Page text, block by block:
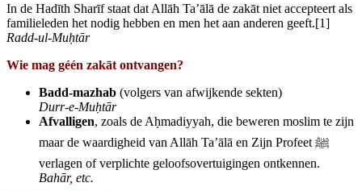
In de Hadīth Sharīf staat dat Allāh Ta’ālā de zakāt niet accepteert als
familieleden het nodig hebben en men het aan anderen geeft.[1]
Radd‑ul‑Muḥtār
Wie mag géén zakāt ontvangen?
Badd‑mazhab (volgers van afwijkende sekten)
Durr‑e‑Muḥtār
Afvalligen, zoals de Aḥmadiyyah, die beweren moslim te zijn
maar de waardigheid van Allāh Ta’ālā en Zijn Profeet ﷺ
verlagen of verplichte geloofsovertuigingen ontkennen.
Bahār, etc.